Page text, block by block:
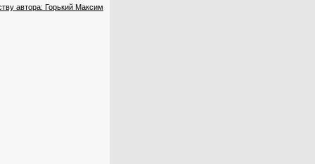
автора: Горький Максим